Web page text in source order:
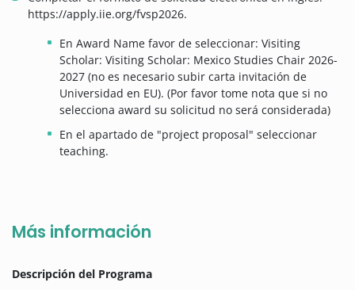
https://apply.iie.org/fvsp2026.
En Award Name favor de seleccionar: Visiting
Scholar: Visiting Scholar: Mexico Studies Chair 2026-
2027 (no es necesario subir carta invitación de
Universidad en EU). (Por favor tome nota que si no
selecciona award su solicitud no será considerada)
En el apartado de "project proposal" seleccionar
teaching.
Más información
Descripción del Programa